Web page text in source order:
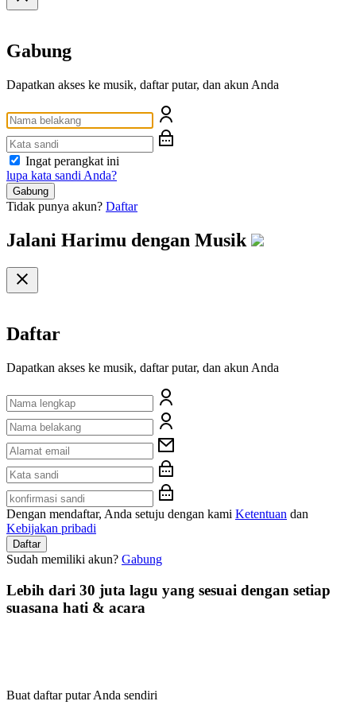
Gabung
Dapatkan akses ke musik, daftar putar, dan akun Anda
Ingat perangkat ini
lupa kata sandi Anda?
Gabung
Tidak punya akun? Daftar
Jalani Harimu dengan Musik
Daftar
Dapatkan akses ke musik, daftar putar, dan akun Anda
Dengan mendaftar, Anda setuju dengan kami Ketentuan dan
Kebijakan pribadi
Daftar
Sudah memiliki akun? Gabung
Lebih dari 30 juta lagu yang sesuai dengan setiap
suasana hati & acara
Buat daftar putar Anda sendiri